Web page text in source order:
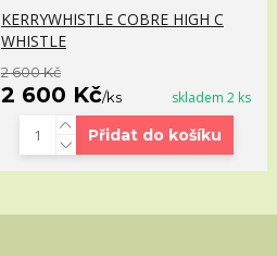
KERRYWHISTLE COBRE HIGH C
WHISTLE
2 600 Kč
2 600 Kč/ks skladem 2 ks
Přidat do košíku